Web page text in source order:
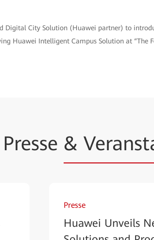
Digital City Solution (Huawei partner) to
Huawei Intelligent Campus Solution at “The
Presse &
Presse
Huawei Unveils